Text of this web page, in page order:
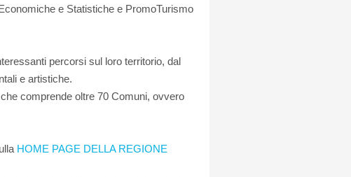
e Statistiche e PromoTurismo
percorsi sul loro territorio, dal
e artistiche.
comprende oltre 70 Comuni, ovvero
HOME PAGE DELLA REGIONE